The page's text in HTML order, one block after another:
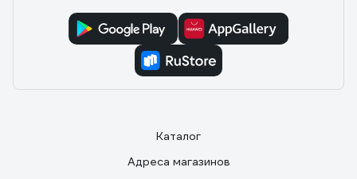
Каталог
Адреса магазинов